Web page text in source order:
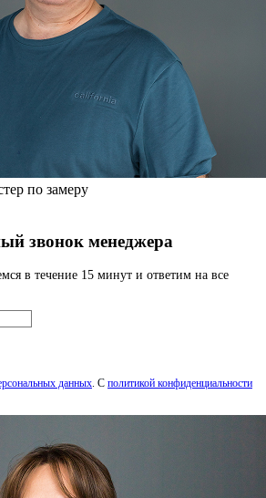
по замеру
звонок менеджера
в течение 15 минут и ответим на все
данных. С политикой конфиденциальности